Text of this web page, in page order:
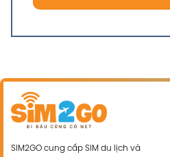
SIM2GO cung cấp SIM du lịch và